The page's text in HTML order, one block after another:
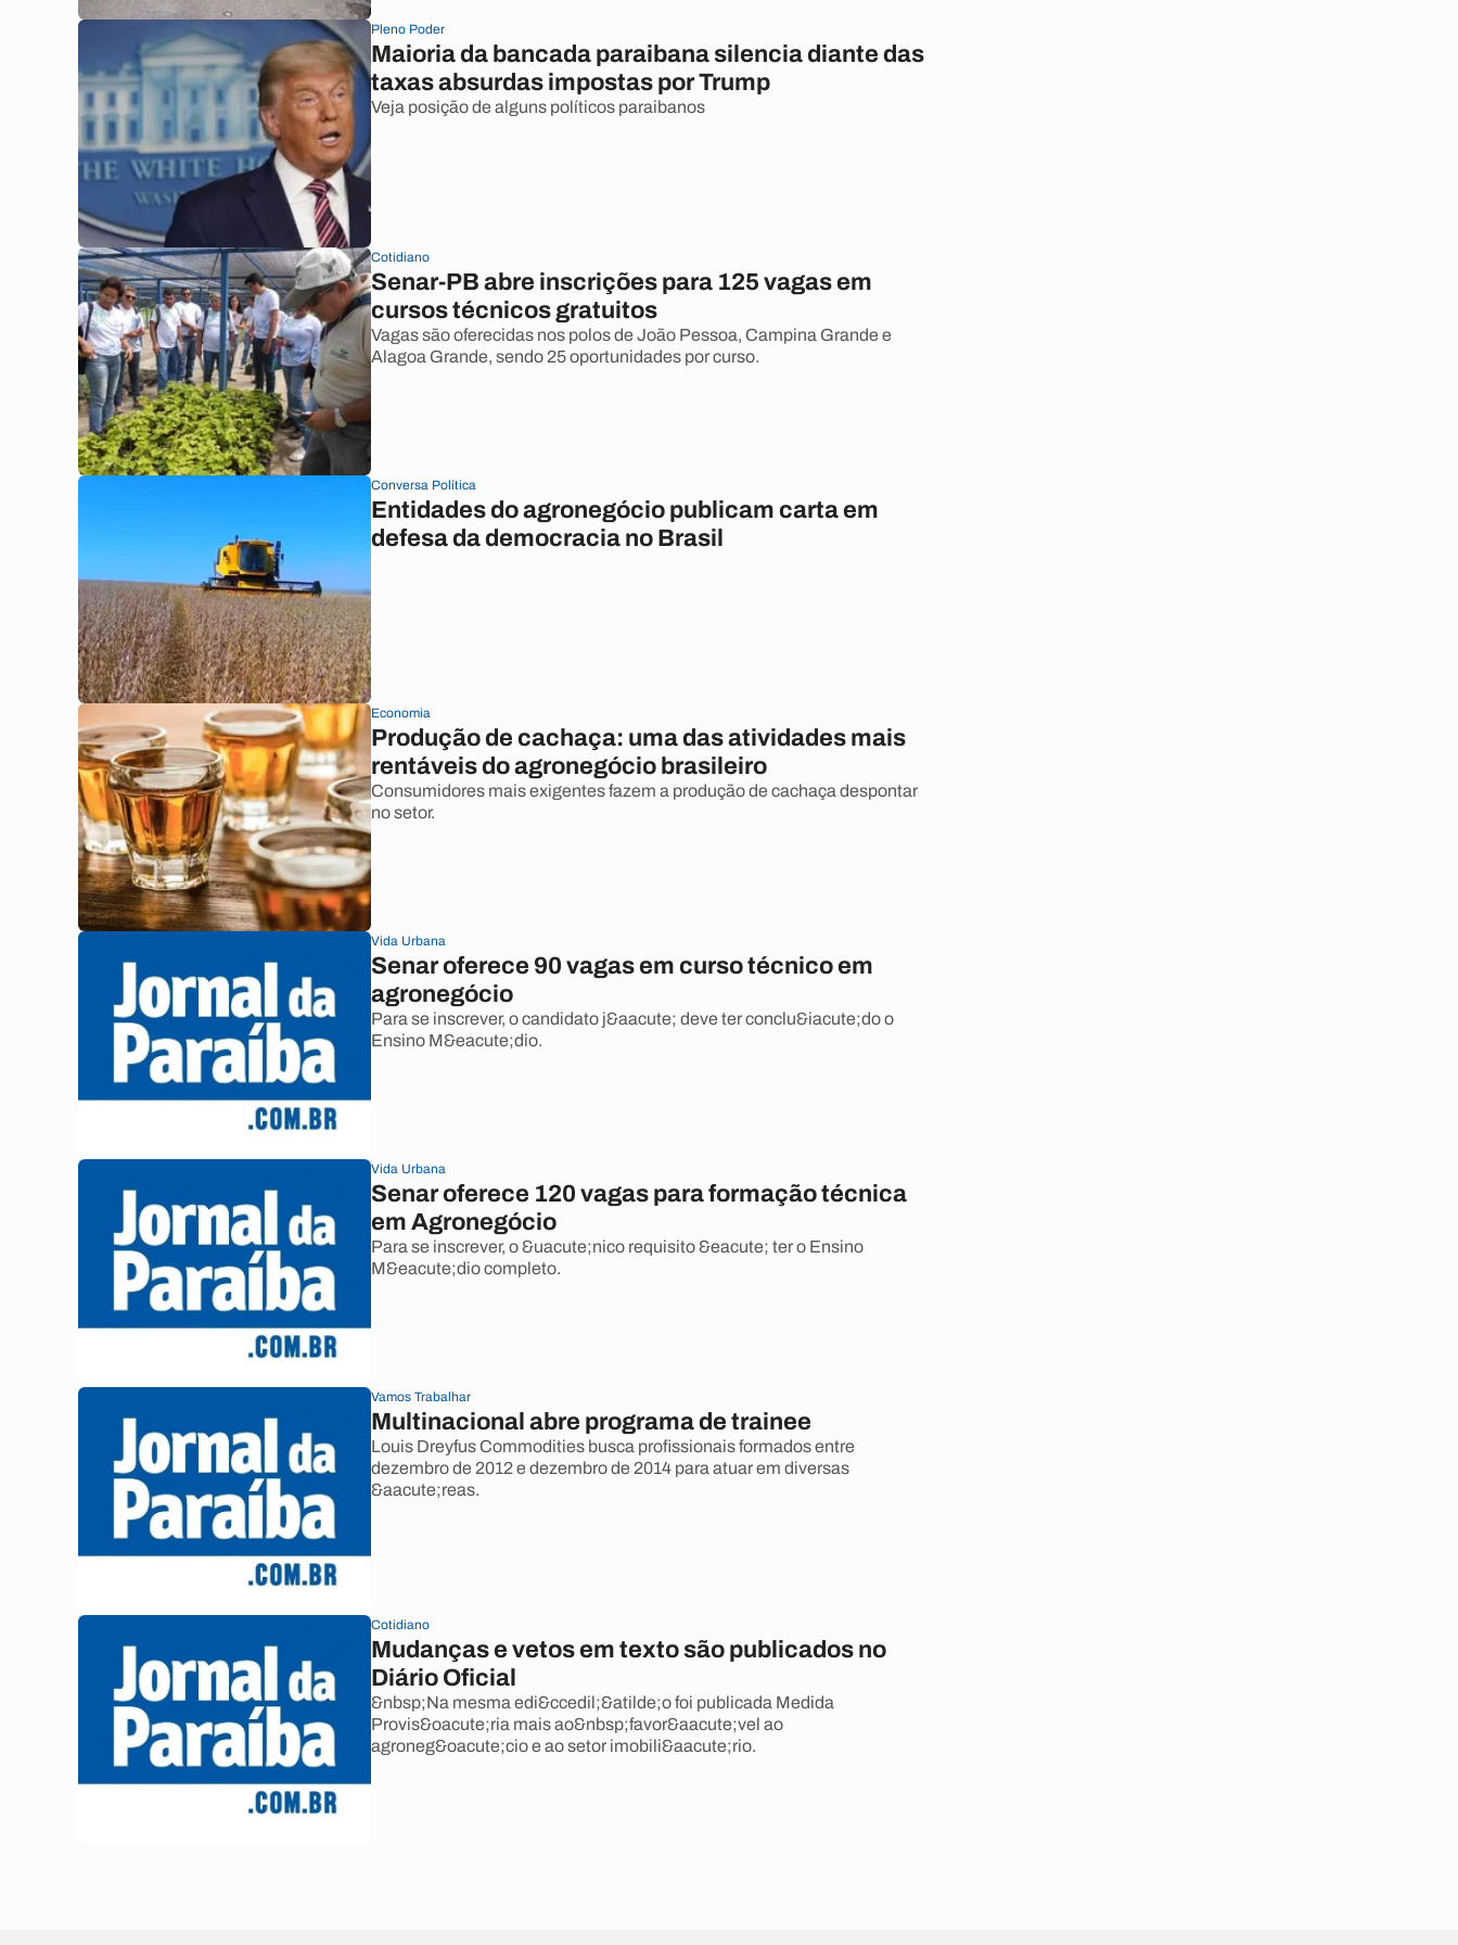
Pleno Poder
Maioria da bancada paraibana silencia diante das
taxas absurdas impostas por Trump
Veja posição de alguns políticos paraibanos
Cotidiano
Senar-PB abre inscrições para 125 vagas em
cursos técnicos gratuitos
Vagas são oferecidas nos polos de João Pessoa, Campina Grande e
Alagoa Grande, sendo 25 oportunidades por curso.
Conversa Política
Entidades do agronegócio publicam carta em
defesa da democracia no Brasil
Economia
Produção de cachaça: uma das atividades mais
rentáveis do agronegócio brasileiro
Consumidores mais exigentes fazem a produção de cachaça despontar
no setor.
Vida Urbana
Senar oferece 90 vagas em curso técnico em
agronegócio
Para se inscrever, o candidato j&aacute; deve ter conclu&iacute;do o
Ensino M&eacute;dio.
Vida Urbana
Senar oferece 120 vagas para formação técnica
em Agronegócio
Para se inscrever, o &uacute;nico requisito &eacute; ter o Ensino
M&eacute;dio completo.
Vamos Trabalhar
Multinacional abre programa de trainee
Louis Dreyfus Commodities busca profissionais formados entre
dezembro de 2012 e dezembro de 2014 para atuar em diversas
&aacute;reas.
Cotidiano
Mudanças e vetos em texto são publicados no
Diário Oficial
&nbsp;Na mesma edi&ccedil;&atilde;o foi publicada Medida
Provis&oacute;ria mais ao&nbsp;favor&aacute;vel ao
agroneg&oacute;cio e ao setor imobili&aacute;rio.